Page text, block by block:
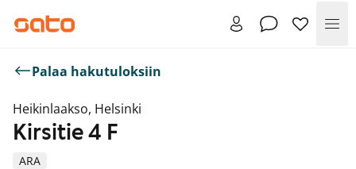
Palaa hakutuloksiin
Heikinlaakso, Helsinki
ARA
Kirsitie 4 F